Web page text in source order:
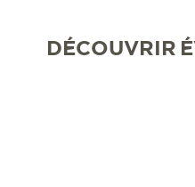
DÉCOUVRIR